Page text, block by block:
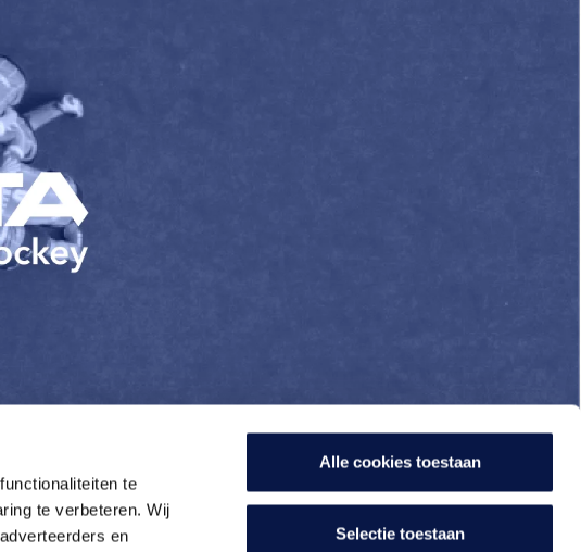
te
te verbeteren. Wij
en
Alle cookies toestaan
Selectie toestaan